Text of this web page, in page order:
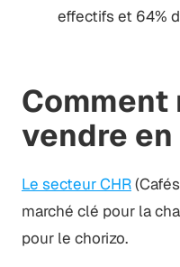
effectifs et 64%
Comment
vendre en
Le secteur CHR
marché clé pour la
pour le chorizo.